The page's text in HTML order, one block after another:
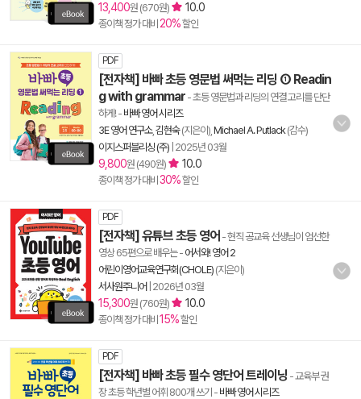
13,400원 (670원) 10.0
종이책 정가 대비 20%할인
PDF
[전자책] 바빠 초등 영문법 써먹는 리딩 ① Readin
g with grammar - 초등 영문법과 리딩의 연결 고리를 단단
하게!- 바빠 영어 시리즈
3E 영어 연구소, 김현숙(지은이), Michael A. Putlack(감수)
이지스퍼블리싱 (주) 2025년 03월
9,800원 (490원) 10.0
종이책 정가 대비 30%할인
PDF
[전자책] 유튜브 초등 영어 - 현직 공교육 선생님이 엄선한
영상 65편으로 배우는- 어서와! 영어 2
어린이영어교육연구회(CHOLE) (지은이)
서사원주니어 2026년 03월
15,300원 (760원) 10.0
종이책 정가 대비 15%할인
PDF
[전자책] 바빠 초등 필수 영단어 트레이닝 - 교육부 권
장 초등 학년별 어휘 800개 쓰기 - 바빠 영어 시리즈